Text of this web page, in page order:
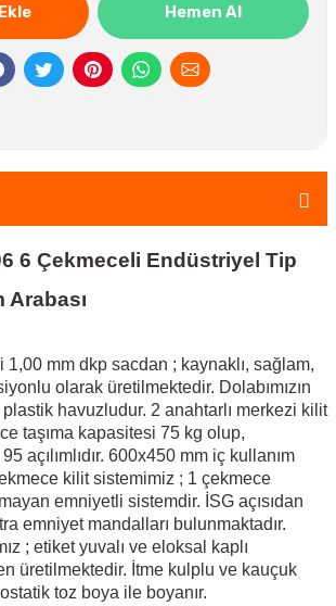
Hemen Al
6 Çekmeceli Endüstriyel Tip
Arabası
1,00 mm dkp sacdan ; kaynaklı, sağlam,
olarak üretilmektedir. Dolabımızın
havuzludur. 2 anahtarlı merkezi kilit
taşıma kapasitesi 75 kg olup,
açılımlıdır. 600x450 mm iç kullanım
kilit sistemimiz ; 1 çekmece
emniyetli sistemdir. İSG açısıdan
emniyet mandalları bulunmaktadır.
; etiket yuvalı ve eloksal kaplı
üretilmektedir. İtme kulplu ve kauçuk
toz boya ile boyanır.